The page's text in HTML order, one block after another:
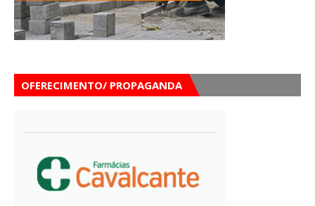
OFERECIMENTO/ PROPAGANDA